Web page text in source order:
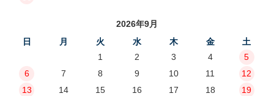
2026年9月
日
月 火 水 木 金
土
1
2 3 4
5
6
7 8 9 10 11
12
13
14 15 16 17 18
19